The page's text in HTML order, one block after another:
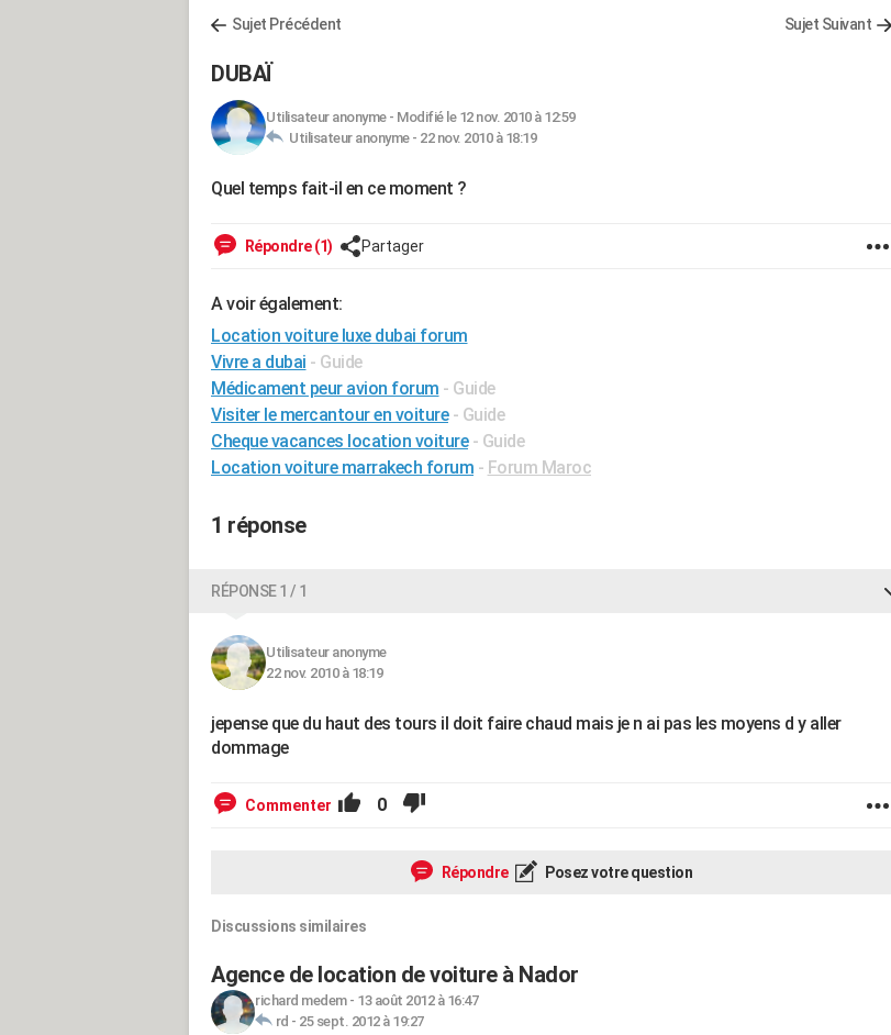
Sujet Précédent Sujet Suivant
DUBAÏ
Utilisateur anonyme- Modifié le 12 nov. 2010 à 12:59
Utilisateur anonyme - 22 nov. 2010 à 18:19
Quel temps fait-il en ce moment ?
Répondre (1) Partager
A voir également:
Location voiture luxe dubai forum
Vivre a dubai - Guide
Médicament peur avion forum - Guide
Visiter le mercantour en voiture - Guide
Cheque vacances location voiture - Guide
Location voiture marrakech forum - Forum Maroc
1 réponse
RÉPONSE 1 / 1
Utilisateur anonyme
22 nov. 2010 à 18:19
jepense que du haut des tours il doit faire chaud mais je n ai pas les moyens d y aller
dommage
Commenter 0
Répondre Posez votre question
Discussions similaires
Agence de location de voiture à Nador
richard medem- 13 août 2012 à 16:47
rd - 25 sept. 2012 à 19:27